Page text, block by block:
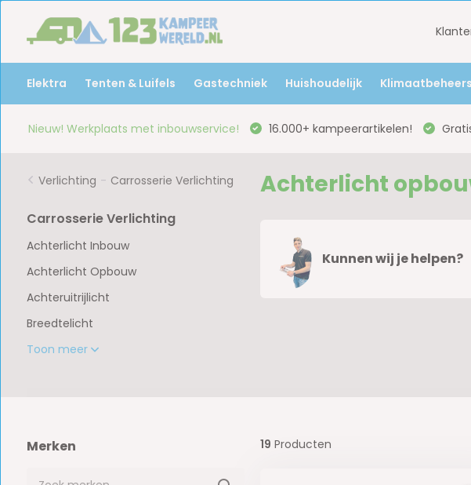
Elektra Tenten & Luifels Gastechniek Huishoudelijk
Nieuw! Werkplaats met inbouwservice! 16.000+ kampeerartikelen!
Verlichting - Carrosserie Verlichting
Carrosserie Verlichting
Achterlicht Inbouw
Achterlicht Opbouw
Achteruitrijlicht
Breedtelicht
Toon meer
Achterlicht
Kunnen wij je helpen?
Merken 19 Producten